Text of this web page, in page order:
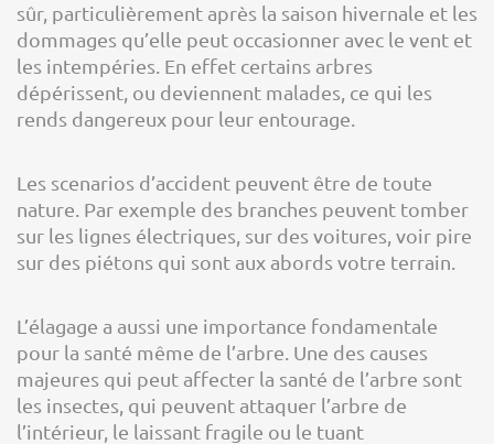
sûr, particulièrement après la saison hivernale et les
dommages qu’elle peut occasionner avec le vent et
les intempéries. En effet certains arbres
dépérissent, ou deviennent malades, ce qui les
rends dangereux pour leur entourage.
Les scenarios d’accident peuvent être de toute
nature. Par exemple des branches peuvent tomber
sur les lignes électriques, sur des voitures, voir pire
sur des piétons qui sont aux abords votre terrain.
L’élagage a aussi une importance fondamentale
pour la santé même de l’arbre. Une des causes
majeures qui peut affecter la santé de l’arbre sont
les insectes, qui peuvent attaquer l’arbre de
l’intérieur, le laissant fragile ou le tuant